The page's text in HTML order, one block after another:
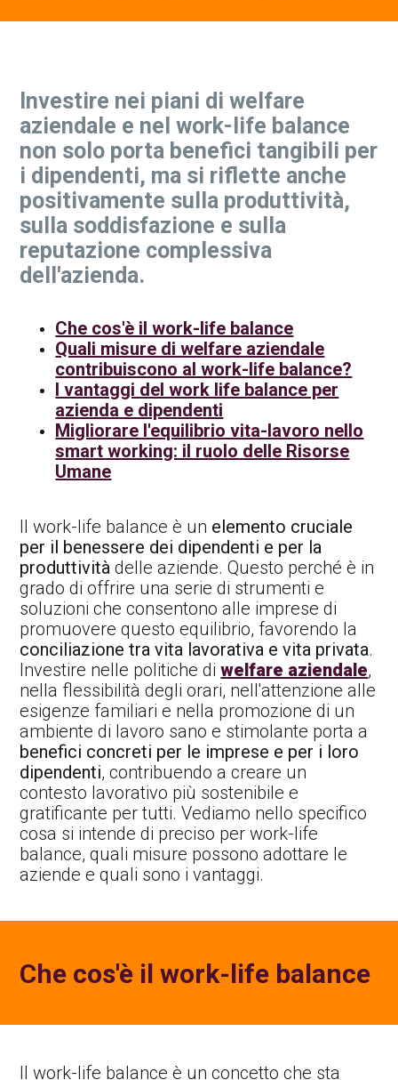
Investire nei piani di welfare
aziendale e nel work-life balance
non solo porta benefici tangibili per
i dipendenti, ma si riflette anche
positivamente sulla produttività,
sulla soddisfazione e sulla
reputazione complessiva
dell'azienda.
Che cos'è il work-life balance
Quali misure di welfare aziendale
contribuiscono al work-life balance?
I vantaggi del work life balance per
azienda e dipendenti
Migliorare l'equilibrio vita-lavoro nello
smart working: il ruolo delle Risorse
Umane
Il work-life balance è un elemento cruciale
per il benessere dei dipendenti e per la
produttività delle aziende. Questo perché è in
grado di offrire una serie di strumenti e
soluzioni che consentono alle imprese di
promuovere questo equilibrio, favorendo la
conciliazione tra vita lavorativa e vita privata.
Investire nelle politiche diwelfare aziendale,
nella flessibilità degli orari, nell'attenzione alle
esigenze familiari e nella promozione di un
ambiente di lavoro sano e stimolante porta a
benefici concreti per le imprese e per i loro
dipendenti, contribuendo a creare un
contesto lavorativo più sostenibile e
gratificante per tutti. Vediamo nello specifico
cosa si intende di preciso per work-life
balance, quali misure possono adottare le
aziende e quali sono i vantaggi.
Che cos'è il work-life balance
Il work-life balance è un concetto che sta